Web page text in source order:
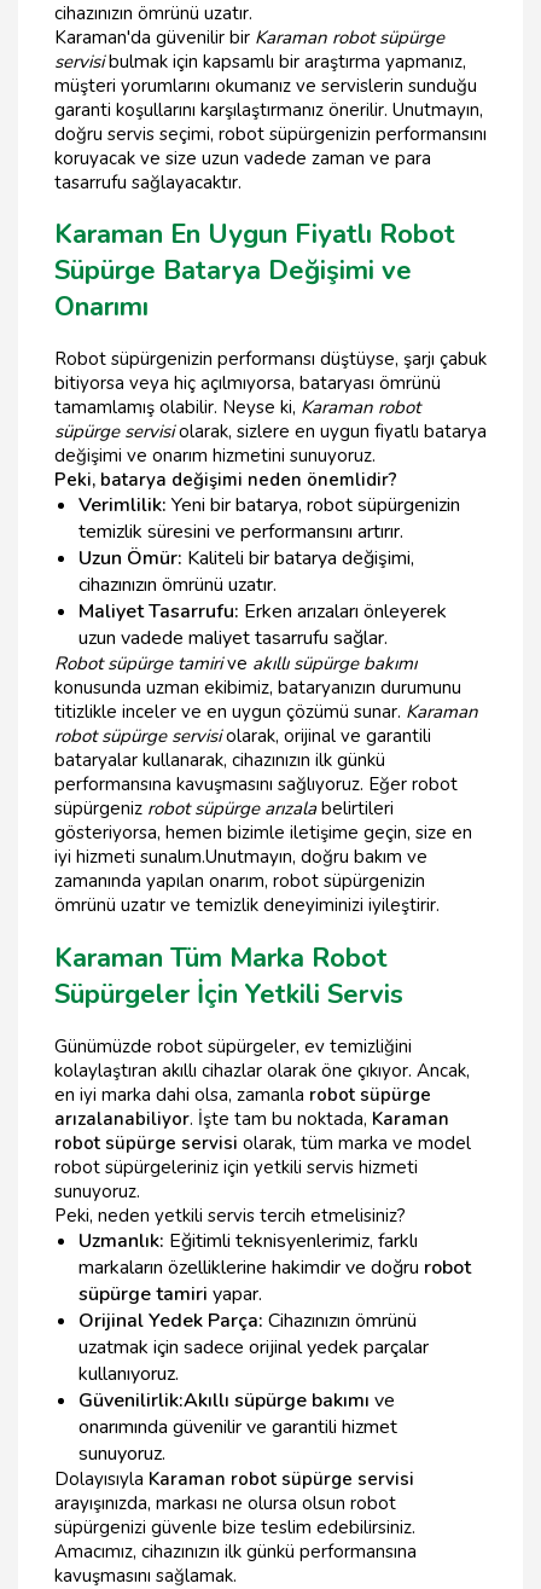
cihazınızın ömrünü uzatır.
Karaman'da güvenilir bir Karaman robot süpürge
servisibulmak için kapsamlı bir araştırma yapmanız,
müşteri yorumlarını okumanız ve servislerin sunduğu
garanti koşullarını karşılaştırmanız önerilir. Unutmayın,
doğru servis seçimi, robot süpürgenizin performansını
koruyacak ve size uzun vadede zaman ve para
tasarrufu sağlayacaktır.
Karaman En Uygun Fiyatlı Robot
Süpürge Batarya Değişimi ve
Onarımı
Robot süpürgenizin performansı düştüyse, şarjı çabuk
bitiyorsa veya hiç açılmıyorsa, bataryası ömrünü
tamamlamış olabilir. Neyse ki, Karaman robot
süpürge servisiolarak, sizlere en uygun fiyatlı batarya
değişimi ve onarım hizmetini sunuyoruz.
Peki, batarya değişimi neden önemlidir?
Verimlilik: Yeni bir batarya, robot süpürgenizin
temizlik süresini ve performansını artırır.
Uzun Ömür: Kaliteli bir batarya değişimi,
cihazınızın ömrünü uzatır.
Maliyet Tasarrufu: Erken arızaları önleyerek
uzun vadede maliyet tasarrufu sağlar.
Robot süpürge tamirive akıllı süpürge bakımı
konusunda uzman ekibimiz, bataryanızın durumunu
titizlikle inceler ve en uygun çözümü sunar. Karaman
robot süpürge servisiolarak, orijinal ve garantili
bataryalar kullanarak, cihazınızın ilk günkü
performansına kavuşmasını sağlıyoruz. Eğer robot
süpürgeniz robot süpürge arızalabelirtileri
gösteriyorsa, hemen bizimle iletişime geçin, size en
iyi hizmeti sunalım.Unutmayın, doğru bakım ve
zamanında yapılan onarım, robot süpürgenizin
ömrünü uzatır ve temizlik deneyiminizi iyileştirir.
Karaman Tüm Marka Robot
Süpürgeler İçin Yetkili Servis
Günümüzde robot süpürgeler, ev temizliğini
kolaylaştıran akıllı cihazlar olarak öne çıkıyor. Ancak,
en iyi marka dahi olsa, zamanla robot süpürge
arızalanabiliyor. İşte tam bu noktada, Karaman
robot süpürge servisi olarak, tüm marka ve model
robot süpürgeleriniz için yetkili servis hizmeti
sunuyoruz.
Peki, neden yetkili servis tercih etmelisiniz?
Uzmanlık: Eğitimli teknisyenlerimiz, farklı
markaların özelliklerine hakimdir ve doğru robot
süpürge tamiri yapar.
Orijinal Yedek Parça: Cihazınızın ömrünü
uzatmak için sadece orijinal yedek parçalar
kullanıyoruz.
Güvenilirlik:Akıllı süpürge bakımı ve
onarımında güvenilir ve garantili hizmet
sunuyoruz.
Dolayısıyla Karaman robot süpürge servisi
arayışınızda, markası ne olursa olsun robot
süpürgenizi güvenle bize teslim edebilirsiniz.
Amacımız, cihazınızın ilk günkü performansına
kavuşmasını sağlamak.